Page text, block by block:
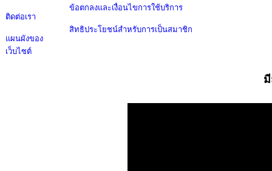
ติดต่อเรา
แผนผังของ
เว็บไซต์
ข้อตกลงและเงื่อนไขการใช้บริการ
สิทธิประโยชน์สำหรับการเป็นสมาชิก